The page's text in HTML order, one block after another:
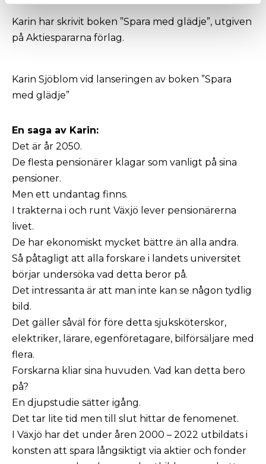
Karin har skrivit boken ”Spara med glädje”, utgiven
på Aktiespararna förlag.
Karin Sjöblom vid lanseringen av boken ”Spara
med glädje”
En saga av Karin:
Det är år 2050.
De flesta pensionärer klagar som vanligt på sina
pensioner.
Men ett undantag finns.
I trakterna i och runt Växjö lever pensionärerna
livet.
De har ekonomiskt mycket bättre än alla andra.
Så påtagligt att alla forskare i landets universitet
börjar undersöka vad detta beror på.
Det intressanta är att man inte kan se någon tydlig
bild.
Det gäller såväl för före detta sjuksköterskor,
elektriker, lärare, egenföretagare, bilförsäljare med
flera.
Forskarna kliar sina huvuden. Vad kan detta bero
på?
En djupstudie sätter igång.
Det tar lite tid men till slut hittar de fenomenet.
I Växjö har det under åren 2000 – 2022 utbildats i
konsten att spara långsiktigt via aktier och fonder